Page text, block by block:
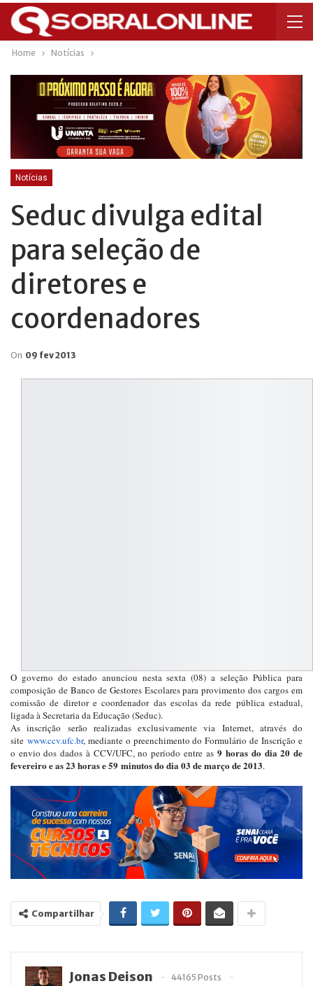
Home Notícias
Notícias
Seduc divulga edital
para seleção de
diretores e
coordenadores
On 09 fev 2013
O governo do estado anunciou nesta sexta (08) a seleção Pública para
composição de Banco de Gestores Escolares para provimento dos cargos em
comissão de diretor e coordenador das escolas da rede pública estadual,
ligada à Secretaria da Educação (Seduc).
As inscrição serão realizadas exclusivamente via Internet, através do
site www.ccv.ufc.br, mediante o preenchimento do Formulário de Inscrição e
o envio dos dados à CCV/UFC, no período entre as9 horas do dia 20 de
fevereiro e as 23 horas e 59 minutos do dia 03 de março de 2013.
Compartilhar
Jonas Deison
44165 Posts